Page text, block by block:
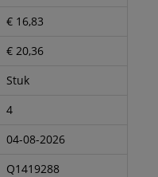
€ 16,83
€ 20,36
Stuk
4
04-08-2026
Q1419288